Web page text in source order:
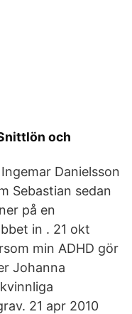
och
Danielsson
Sebastian sedan
på en
in . 21 okt
min ADHD gör
Johanna
21 apr 2010